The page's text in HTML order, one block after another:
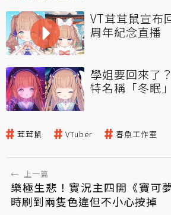
VT茸茸鼠宣布
周年紀念直播
學姐要回來了
特名稱「冬眠
茸茸鼠 VTuber 春魚工作室
← 上一篇
樂極生悲！實況主四開《寶可
時刷到兩隻色違但不小心按掉